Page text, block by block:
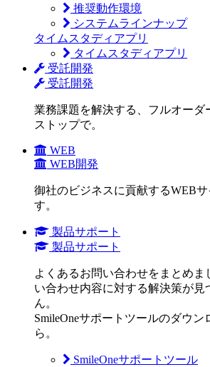
推奨動作環境
システムラインナップ
タイムスタディアプリ
タイムスタディアプリ
受託開発
受託開発
業務課題を解決する、フルオーダ
ストップで。
WEB
WEB開発
御社のビジネスに貢献するWEB
す。
製品サポート
製品サポート
よくあるお問い合わせをまとめま
い合わせ内容に対する解決策が見
ん。
SmileOneサポートツールのダウ
ら。
SmileOneサポートツール